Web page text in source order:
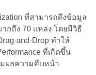
ที่สามารถดึงข้อมูล
กถึง 70 แหล่ง โดยมีวิธี
and-Drop ทำให้
ที่เกิดขึ้น
ผลความคืบหน้า